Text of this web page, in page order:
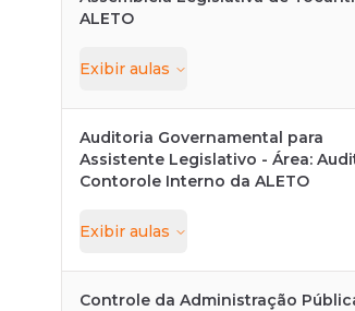
ALETO
Exibir aulas
Auditoria Governamental para
Assistente Legislativo - Área:
Contorole Interno da ALETO
Exibir aulas
Controle da Administração